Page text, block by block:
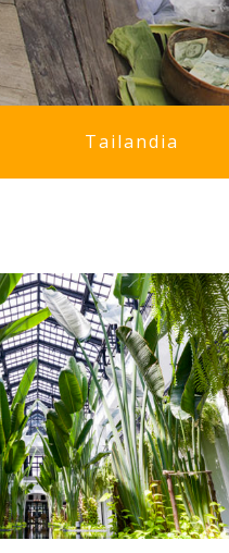
Tailandia